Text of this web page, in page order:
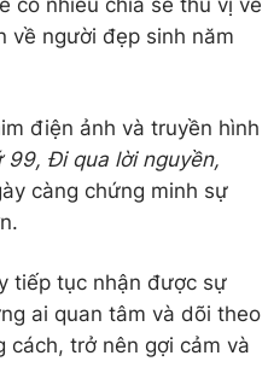
Tư vấn
có nhiều chia sẻ thú vị về
về người đẹp sinh năm
điện ảnh và truyền hình
99, Đi qua lời nguyền,
càng chứng minh sự
tiếp tục nhận được sự
ai quan tâm và dõi theo
cách, trở nên gợi cảm và